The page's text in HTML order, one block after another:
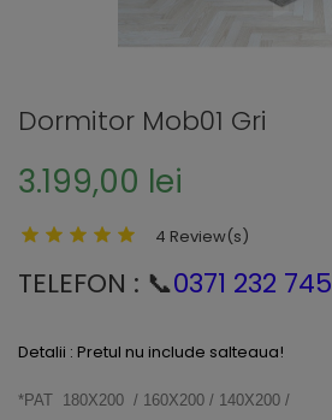
Dormitor Mob01 Gri
3.199,00 lei
4 Review(s)
TELEFON : 📞0371 232 745
Detalii : Pretul nu include salteaua!
*PAT 180X200 / 160X200 / 140X200 /